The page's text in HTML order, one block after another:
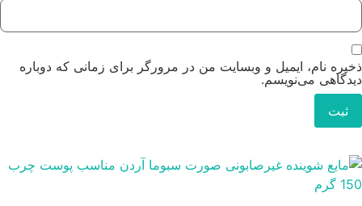
ذخیره نام، ایمیل و وبسایت من در مرورگر برای زمانی که دوباره
دیدگاهی می‌نویسم.